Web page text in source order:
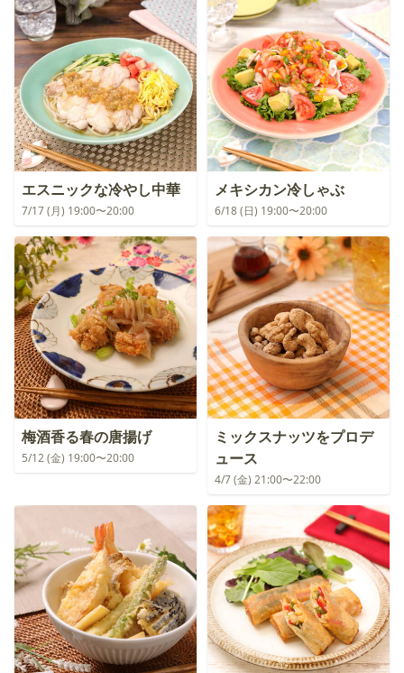
エスニックな冷やし中華
7/17 (月) 19:00〜20:00
メキシカン冷しゃぶ
6/18 (日) 19:00〜20:00
梅酒香る春の唐揚げ
5/12 (金) 19:00〜20:00
ミックスナッツをプロデ
ュース
4/7 (金) 21:00〜22:00